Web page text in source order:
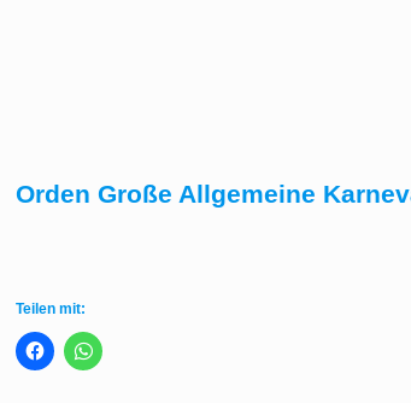
Orden Große Allgemeine
Teilen mit: